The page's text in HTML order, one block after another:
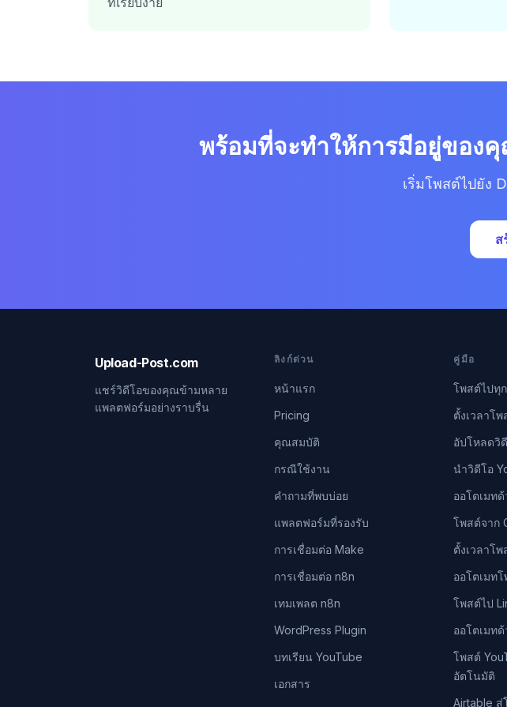
พร้อมที่จะทำให้การมีอยู่ของ
เริ่มโพสต์ไปยัง
ส
Upload-Post.com
แชร์วิดีโอของคุณข้ามหลาย
แพลตฟอร์มอย่างราบรื่น
ลิงก์ด่วน
หน้าแรก
Pricing
คุณสมบัติ
กรณีใช้งาน
คำถามที่พบบ่อย
แพลตฟอร์มที่รองรับ
การเชื่อมต่อ Make
การเชื่อมต่อ n8n
เทมเพลต n8n
WordPress Plugin
บทเรียน YouTube
เอกสาร
คู่มือ
โพสต์ไปทุ
ตั้งเวลาโ
อัปโหลดวิ
นำวิดีโอ
ออโตเมท
โพสต์จาก
ตั้งเวลาโ
ออโตเมท
โพสต์ไป
ออโตเมท
โพสต์
อัตโนมัติ
Airtable สู่